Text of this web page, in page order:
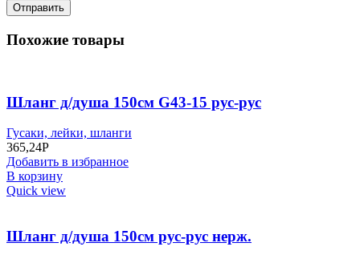
Похожие товары
Шланг д/душа 150см G43-15 рус-рус
Гусаки, лейки, шланги
365,24Р
Добавить в избранное
В корзину
Quick view
Шланг д/душа 150см рус-рус нерж.